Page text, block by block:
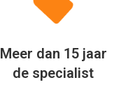
Meer dan 15 jaar
de specialist